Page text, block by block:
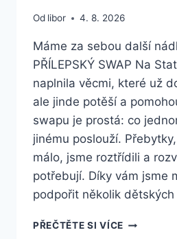
Od libor 4. 8. 2026
Máme za sebou další
PŘÍLEPSKÝ SWAP Na
naplnila věcmi, které už
ale jinde potěší a
swapu je prostá: co
jinému poslouží.
málo, jsme roztřídili a
potřebují. Díky vám jsme
podpořit několik
PŘEČTĚTE SI VÍCE8.SWAP